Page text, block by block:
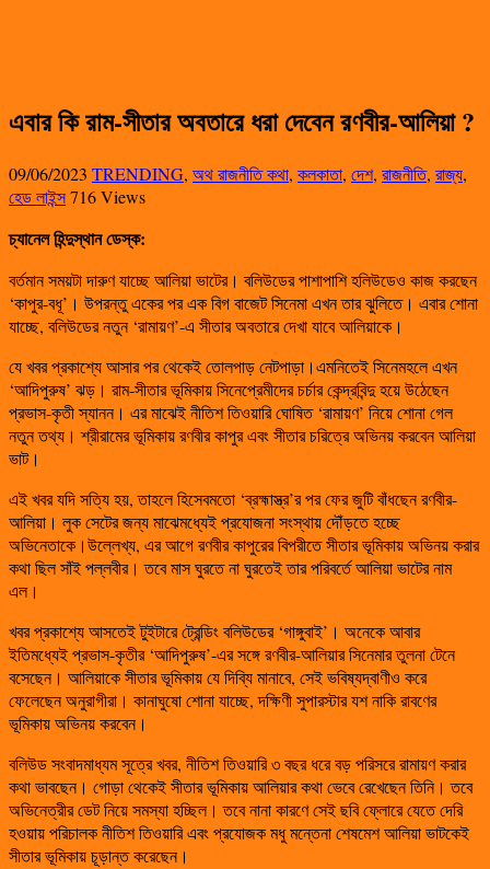
এবার কি রাম-সীতার অবতারে ধরা দেবেন রণবীর-আলিয়া ?
09/06/2023 TRENDING, অথ রাজনীতি কথা, কলকাতা, দেশ, রাজনীতি, রাজ্য,
হেড লাইন্স716 Views
চ্যানেল হিন্দুস্থান ডেস্ক:
বর্তমান সময়টা দারুণ যাচ্ছে আলিয়া ভাটের। বলিউডের পাশাপাশি হলিউডেও কাজ করছেন
‘কাপুর-বধূ’। উপরন্তু একের পর এক বিগ বাজেট সিনেমা এখন তার ঝুলিতে। এবার শোনা
যাচ্ছে, বলিউডের নতুন ‘রামায়ণ’-এ সীতার অবতারে দেখা যাবে আলিয়াকে।
যে খবর প্রকাশ্যে আসার পর থেকেই তোলপাড় নেটপাড়া।এমনিতেই সিনেমহলে এখন
‘আদিপুরুষ’ ঝড়। রাম-সীতার ভূমিকায় সিনেপ্রেমীদের চর্চার কেন্দ্রবিন্দু হয়ে উঠেছেন
প্রভাস-কৃতী স্যানন। এর মাঝেই নীতিশ তিওয়ারি ঘোষিত ‘রামায়ণ’ নিয়ে শোনা গেল
নতুন তথ্য। শ্রীরামের ভূমিকায় রণবীর কাপুর এবং সীতার চরিত্রে অভিনয় করবেন আলিয়া
ভাট।
এই খবর যদি সত্যি হয়, তাহলে হিসেবমতো ‘ব্রহ্মাস্ত্র’র পর ফের জুটি বাঁধছেন রণবীর-
আলিয়া। লুক সেটের জন্য মাঝেমধ্যেই প্রযোজনা সংস্থায় দৌঁড়তে হচ্ছে
অভিনেতাকে।উল্লেখ্য, এর আগে রণবীর কাপুরের বিপরীতে সীতার ভূমিকায় অভিনয় করার
কথা ছিল সাঁই পল্লবীর। তবে মাস ঘুরতে না ঘুরতেই তার পরিবর্তে আলিয়া ভাটের নাম
এল।
খবর প্রকাশ্যে আসতেই টুইটারে ট্রেন্ডিং বলিউডের ‘গাঙ্গুবাই’। অনেকে আবার
ইতিমধ্যেই প্রভাস-কৃতীর ‘আদিপুরুষ’-এর সঙ্গে রণবীর-আলিয়ার সিনেমার তুলনা টেনে
বসেছেন। আলিয়াকে সীতার ভূমিকায় যে দিব্যি মানাবে, সেই ভবিষ্যদ্বাণীও করে
ফেলেছেন অনুরাগীরা। কানাঘুষো শোনা যাচ্ছে, দক্ষিণী সুপারস্টার যশ নাকি রাবণের
ভূমিকায় অভিনয় করবেন।
বলিউড সংবাদমাধ্যম সূত্রে খবর, নীতিশ তিওয়ারি ৩ বছর ধরে বড় পরিসরে রামায়ণ করার
কথা ভাবছেন। গোড়া থেকেই সীতার ভূমিকায় আলিয়ার কথা ভেবে রেখেছেন তিনি। তবে
অভিনেত্রীর ডেট নিয়ে সমস্যা হচ্ছিল। তবে নানা কারণে সেই ছবি ফ্লোরে যেতে দেরি
হওয়ায় পরিচালক নীতিশ তিওয়ারি এবং প্রযোজক মধু মন্তেনা শেষমেশ আলিয়া ভাটকেই
সীতার ভূমিকায় চূড়ান্ত করেছেন।